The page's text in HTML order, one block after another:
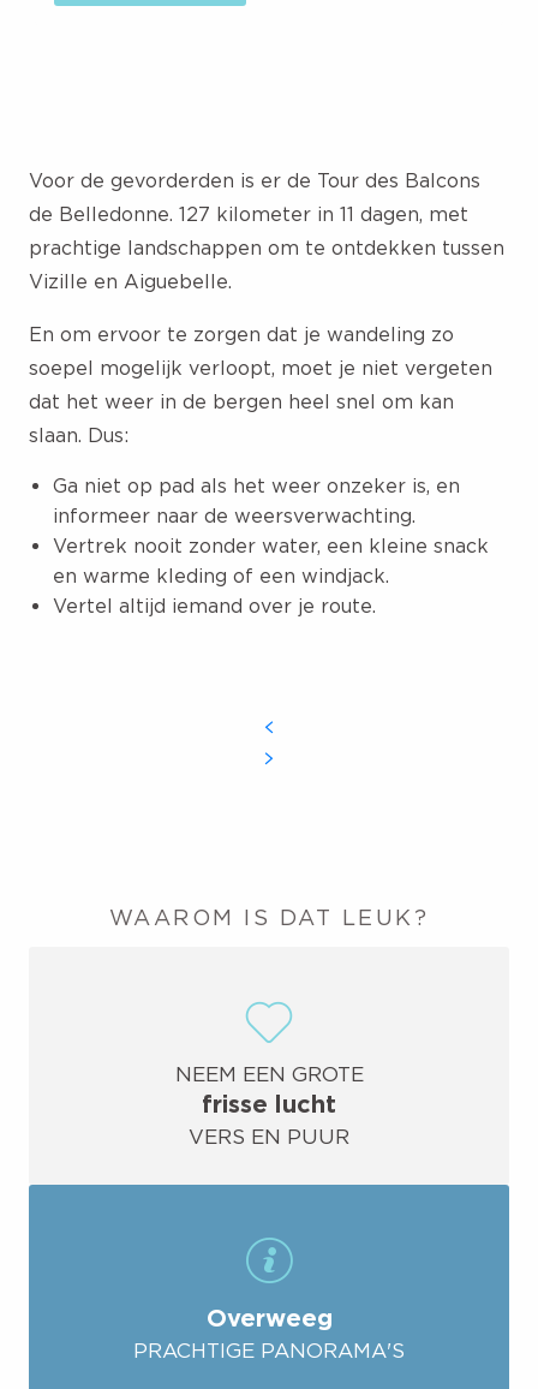
Voor de gevorderden is er de Tour des Balcons
de Belledonne. 127 kilometer in 11 dagen, met
prachtige landschappen om te ontdekken tussen
Vizille en Aiguebelle.
En om ervoor te zorgen dat je wandeling zo
soepel mogelijk verloopt, moet je niet vergeten
dat het weer in de bergen heel snel om kan
slaan. Dus:
Ga niet op pad als het weer onzeker is, en
informeer naar de weersverwachting.
Vertrek nooit zonder water, een kleine snack
en warme kleding of een windjack.
Vertel altijd iemand over je route.
WAAROM IS DAT LEUK?
NEEM EEN GROTE
frisse lucht
VERS EN PUUR
Overweeg
PRACHTIGE PANORAMA'S